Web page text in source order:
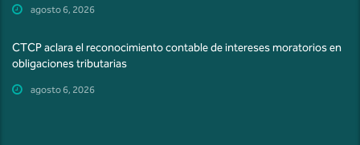
agosto 6, 2026
CTCP aclara el reconocimiento contable de intereses moratorios en
obligaciones tributarias
agosto 6, 2026